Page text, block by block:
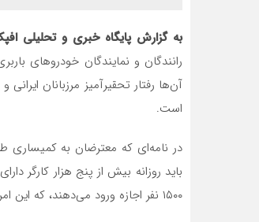
به گزارش پایگاه خبری و تحلیلی
رانندگان و نمایندگان خودروهای
آن‌ها رفتار تحقیرآمیز مرزبانان
است.
در نامه‌ای که معترضان به کمیساری
باید روزانه بیش از پنج هزار کارگر
۱۵۰۰ نفر اجازه ورود می‌دهند، که این امر باعث شده هزاران کارگر دیگر روزانه پشت دروازه‌های بازارچه بمانند .